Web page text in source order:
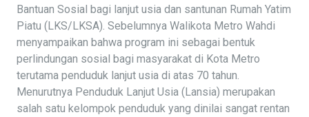
Bantuan Sosial bagi lanjut usia dan santunan Rumah Yatim
Piatu (LKS/LKSA). Sebelumnya Walikota Metro Wahdi
menyampaikan bahwa program ini sebagai bentuk
perlindungan sosial bagi masyarakat di Kota Metro
terutama penduduk lanjut usia di atas 70 tahun.
Menurutnya Penduduk Lanjut Usia (Lansia) merupakan
salah satu kelompok penduduk yang dinilai sangat rentan